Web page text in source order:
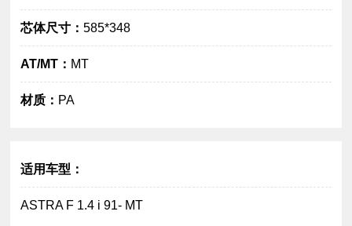
大图
芯体尺寸：585*348
AT/MT： MT
材质： PA
适用车型：
ASTRA F 1.4 i 91- MT